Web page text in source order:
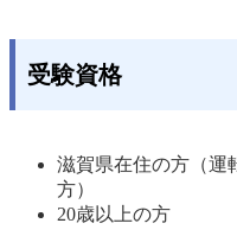
受験資格
滋賀県在住の方（運
方）
20歳以上の方